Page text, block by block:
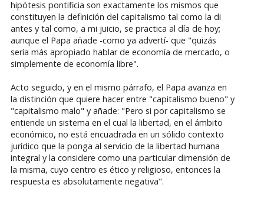
hipótesis pontificia son exactamente los mismos que
constituyen la definición del capitalismo tal como la di
antes y tal como, a mi juicio, se practica al día de hoy;
aunque el Papa añade -como ya advertí- que "quizás
sería más apropiado hablar de economía de mercado, o
simplemente de economía libre".
Acto seguido, y en el mismo párrafo, el Papa avanza en
la distinción que quiere hacer entre "capitalismo bueno" y
"capitalismo malo" y añade: "Pero si por capitalismo se
entiende un sistema en el cual la libertad, en el ámbito
económico, no está encuadrada en un sólido contexto
jurídico que la ponga al servicio de la libertad humana
integral y la considere como una particular dimensión de
la misma, cuyo centro es ético y religioso, entonces la
respuesta es absolutamente negativa".